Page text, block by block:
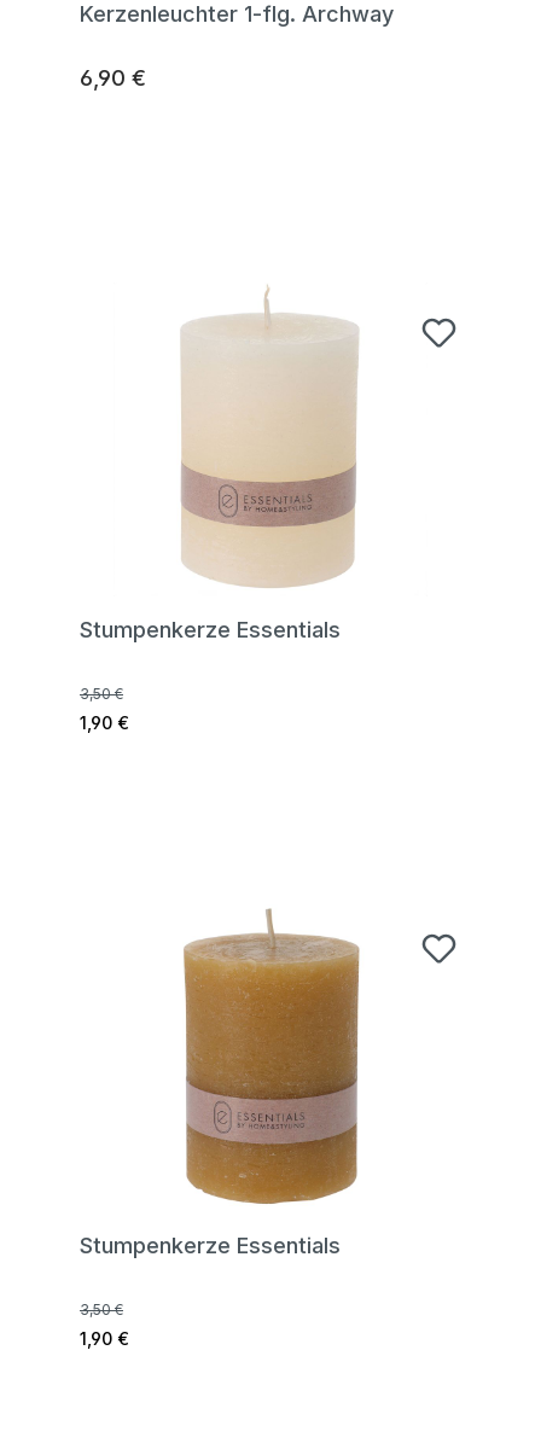
Kerzenleuchter 1-flg. Archway
6,90 €
Stumpenkerze Essentials
3,50 €
1,90 €
Stumpenkerze Essentials
3,50 €
1,90 €